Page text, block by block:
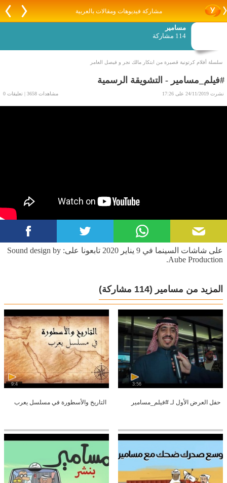
مشاركة فيديوهات ومقالات بالعربية
مسامير
114 مشاركة
سلسلة أفلام كرتونية قصيرة من ابتكار مالك نجر و فيصل العامر
#فيلم_مسامير - التشويقة الرسمية
نشرت 24/11/2019 على 17:26 مشاهدات 3658 | تعليقات 0
على شاشات السينما في 9 يناير 2020 تابعونا على: Sound design by
Aube Production.
المزيد من مسامير (114 مشاركة)
3:56
حفل العرض الأول لـ #فيلم_مسامير
9:4
التاريخ والأسطورة في مسلسل يعرب